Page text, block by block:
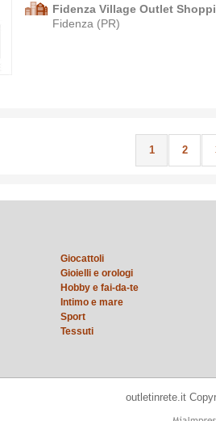
Fidenza Village Outlet
Fidenza (PR)
1 2
Giocattoli
Gioielli e orologi
Hobby e fai-da-te
Intimo e mare
Sport
Tessuti
outletinrete.it